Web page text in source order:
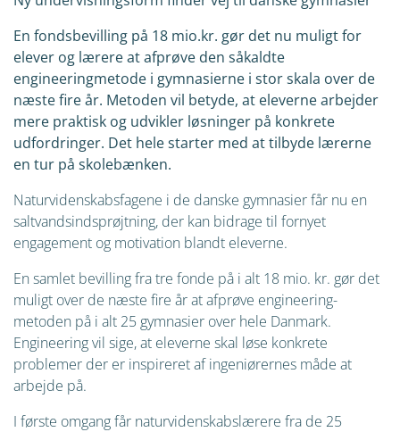
En fondsbevilling på 18 mio.kr. gør det nu muligt for
elever og lærere at afprøve den såkaldte
engineeringmetode i gymnasierne i stor skala over de
næste fire år. Metoden vil betyde, at eleverne arbejder
mere praktisk og udvikler løsninger på konkrete
udfordringer. Det hele starter med at tilbyde lærerne
en tur på skolebænken.
Naturvidenskabsfagene i de danske gymnasier får nu en
saltvandsindsprøjtning, der kan bidrage til fornyet
engagement og motivation blandt eleverne.
En samlet bevilling fra tre fonde på i alt 18 mio. kr. gør det
muligt over de næste fire år at afprøve engineering-
metoden på i alt 25 gymnasier over hele Danmark.
Engineering vil sige, at eleverne skal løse konkrete
problemer der er inspireret af ingeniørernes måde at
arbejde på.
I første omgang får naturvidenskabslærere fra de 25